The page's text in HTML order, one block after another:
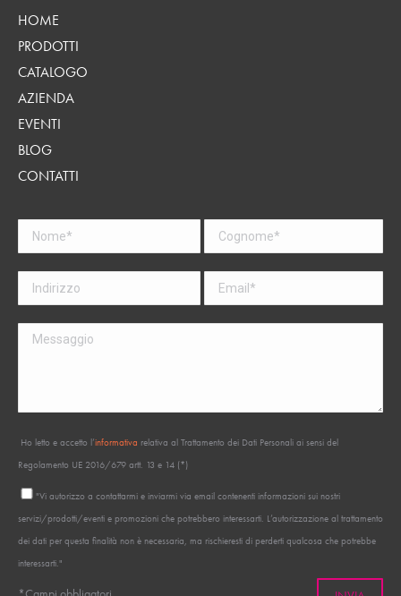
HOME
PRODOTTI
CATALOGO
AZIENDA
EVENTI
BLOG
CONTATTI
Ho letto e accetto l’informativa relativa al Trattamento dei Dati Personali ai sensi del
Regolamento UE 2016/679 artt. 13 e 14 (*)
"Vi autorizzo a contattarmi e inviarmi via email contenenti informazioni sui nostri
servizi/prodotti/eventi e promozioni che potrebbero interessarti. L’autorizzazione al trattamento
dei dati per questa finalità non è necessaria, ma rischieresti di perderti qualcosa che potrebbe
interessarti."